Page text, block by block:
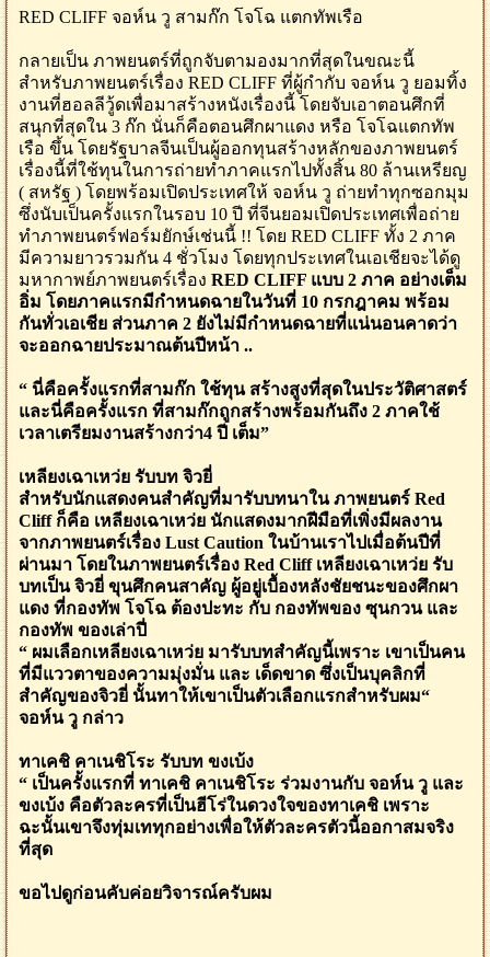
RED CLIFF จอห์น วู สามก๊ก โจโฉ แตกทัพเรือ
กลายเป็น ภาพยนตร์ที่ถูกจับตามองมากที่สุดในขณะนี้
สำหรับภาพยนตร์เรื่อง RED CLIFF ที่ผู้กำกับ จอห์น วู ยอมทิ้ง
งานที่ฮอลลีวู้ดเพื่อมาสร้างหนังเรื่องนี้ โดยจับเอาตอนศึกที่
สนุกที่สุดใน 3 ก๊ก นั่นก็คือตอนศึกผาแดง หรือ โจโฉแตกทัพ
เรือ ขึ้น โดยรัฐบาลจีนเป็นผู้ออกทุนสร้างหลักของภาพยนตร์
เรื่องนี้ที่ใช้ทุนในการถ่ายทำภาคแรกไปทั้งสิ้น 80 ล้านเหรียญ
( สหรัฐ ) โดยพร้อมเปิดประเทศให้ จอห์น วู ถ่ายทำทุกซอกมุม
ซึ่งนับเป็นครั้งแรกในรอบ 10 ปี ที่จีนยอมเปิดประเทศเพื่อถ่าย
ทำภาพยนตร์ฟอร์มยักษ์เช่นนี้ !! โดย RED CLIFF ทั้ง 2 ภาค
มีความยาวรวมกัน 4 ชั่วโมง โดยทุกประเทศในเอเชียจะได้ดู
มหากาพย์ภาพยนตร์เรื่อง RED CLIFF แบบ 2 ภาค อย่างเต็ม
อิ่ม โดยภาคแรกมีกำหนดฉายในวันที่ 10 กรกฎาคม พร้อม
กันทั่วเอเชีย ส่วนภาค 2 ยังไม่มีกำหนดฉายที่แน่นอนคาดว่า
จะออกฉายประมาณต้นปีหน้า ..
“ นี่คือครั้งแรกที่สามก๊ก ใช้ทุน สร้างสูงที่สุดในประวัติศาสตร์
และนี่คือครั้งแรก ที่สามก๊กถูกสร้างพร้อมกันถึง 2 ภาคใช้
เวลาเตรียมงานสร้างกว่า4 ปี เต็ม”
เหลียงเฉาเหว่ย รับบท จิวยี่
สำหรับนักแสดงคนสำคัญที่มารับบทนาใน ภาพยนตร์ Red
Cliff ก็คือ เหลียงเฉาเหว่ย นักแสดงมากฝีมือที่เพิ่งมีผลงาน
จากภาพยนตร์เรื่อง Lust Caution ในบ้านเราไปเมื่อต้นปีที่
ผ่านมา โดยในภาพยนตร์เรื่อง Red Cliff เหลียงเฉาเหว่ย รับ
บทเป็น จิวยี่ ขุนศึกคนสาคัญ ผู้อยู่เบื้องหลังชัยชนะของศึกผา
แดง ที่กองทัพ โจโฉ ต้องปะทะ กับ กองทัพของ ซุนกวน และ
กองทัพ ของเล่าปี่
“ ผมเลือกเหลียงเฉาเหว่ย มารับบทสำคัญนี้เพราะ เขาเป็นคน
ที่มีแววตาของความมุ่งมั่น และ เด็ดขาด ซึ่งเป็นบุคลิกที่
สำคัญของจิวยี่ นั้นทาให้เขาเป็นตัวเลือกแรกสำหรับผม“
จอห์น วู กล่าว
ทาเคชิ คาเนชิโระ รับบท ขงเบ้ง
“ เป็นครั้งแรกที่ ทาเคชิ คาเนชิโระ ร่วมงานกับ จอห์น วู และ
ขงเบ้ง คือตัวละครที่เป็นฮีโร่ในดวงใจของทาเคชิ เพราะ
ฉะนั้นเขาจึงทุ่มเททุกอย่างเพื่อให้ตัวละครตัวนี้ออกาสมจริง
ที่สุด
ขอไปดูก่อนคับค่อยวิจารณ์ครับผม